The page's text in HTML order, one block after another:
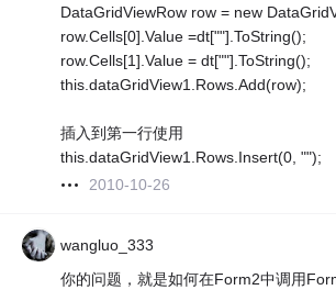
DataGridViewRow row = new
row.Cells[0].Value =dt[""].ToString();
row.Cells[1].Value = dt[""].ToString();
this.dataGridView1.Rows.Add(row);
插入到第一行使用
this.dataGridView1.Rows.Insert(0, "");
2010-10-26
wangluo_333
你的问题，就是如何在Form2中调用